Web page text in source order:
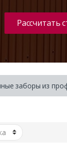
Рассчитать
заборы из